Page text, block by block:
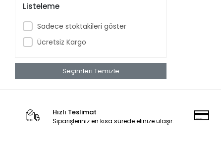
Ford Tourneo
Ford Transit
Galaxy
Listeleme
Sadece stoktakileri göster
Ücretsiz Kargo
Seçimleri Temizle
Hızlı Teslimat
Siparişleriniz en kısa sürede elinize ulaşır.